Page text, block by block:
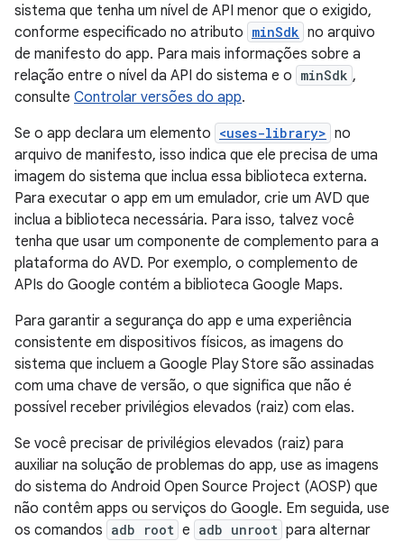
sistema que tenha um nível de API menor que o exigido,
conforme especificado no atributo minSdk no arquivo
de manifesto do app. Para mais informações sobre a
relação entre o nível da API do sistema e o minSdk ,
consulte Controlar versões do app.
Se o app declara um elemento <uses-library> no
arquivo de manifesto, isso indica que ele precisa de uma
imagem do sistema que inclua essa biblioteca externa.
Para executar o app em um emulador, crie um AVD que
inclua a biblioteca necessária. Para isso, talvez você
tenha que usar um componente de complemento para a
plataforma do AVD. Por exemplo, o complemento de
APIs do Google contém a biblioteca Google Maps.
Para garantir a segurança do app e uma experiência
consistente em dispositivos físicos, as imagens do
sistema que incluem a Google Play Store são assinadas
com uma chave de versão, o que significa que não é
possível receber privilégios elevados (raiz) com elas.
Se você precisar de privilégios elevados (raiz) para
auxiliar na solução de problemas do app, use as imagens
do sistema do Android Open Source Project (AOSP) que
não contêm apps ou serviços do Google. Em seguida, use
os comandos adb root e adb unroot para alternar